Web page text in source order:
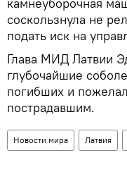
соскользнула не
подать иск на
​Глава МИД Латвии
глубочайшие
погибших и
пострадавшим.
Новости мира Латвия